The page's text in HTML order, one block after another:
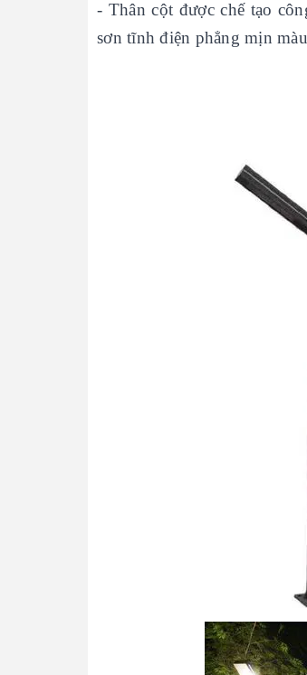
- Thân cột được chế tạo
sơn tĩnh điện phẳng mịn